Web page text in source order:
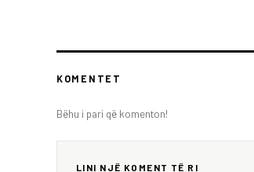
KOMENTET
Bëhu i pari që komenton!
LINI NJË KOMENT TË RI